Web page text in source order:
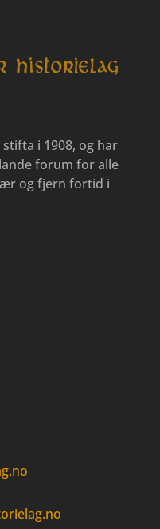
i 1908, og har
forum for alle
og fjern fortid i